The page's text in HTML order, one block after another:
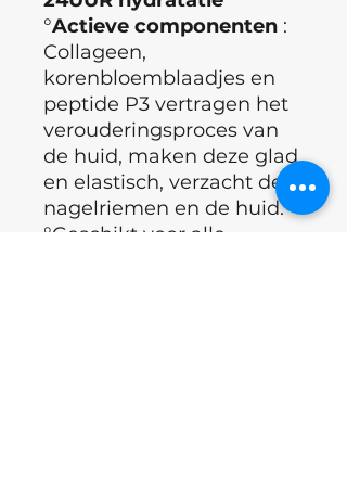
°Actieve componenten :
Collageen,
korenbloemblaadjes en
peptide P3 vertragen het
verouderingsproces van
de huid, maken deze glad
en elastisch, verzacht de
nagelriemen en de huid.
°Geschikt voor alle